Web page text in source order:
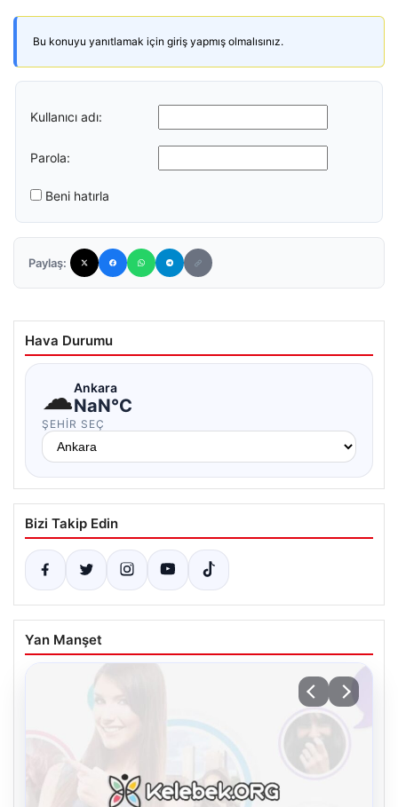
Bu konuyu yanıtlamak için giriş yapmış olmalısınız.
Kullanıcı adı:
Parola:
Beni hatırla
Paylaş:
Hava Durumu
☁Ankara
NaN°C
ŞEHIR SEÇ
Bizi Takip Edin
Yan Manşet